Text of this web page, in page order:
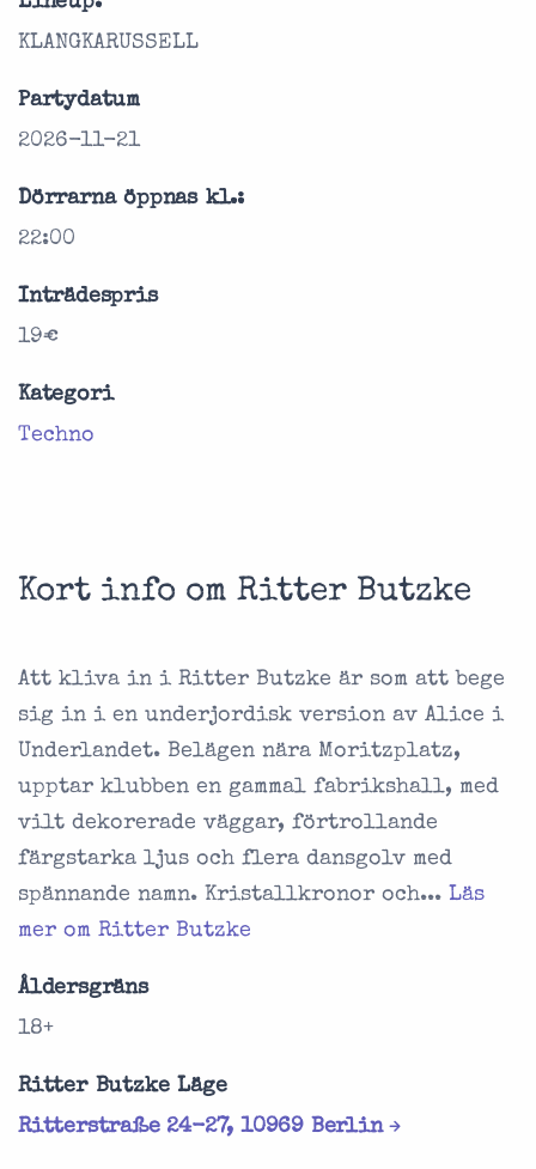
KLANGKARUSSELL
Partydatum
2026-11-21
Dörrarna öppnas kl.:
22:00
Inträdespris
19€
Kategori
Techno
Kort info om Ritter Butzke
Att kliva in i Ritter Butzke är som att bege
sig in i en underjordisk version av Alice i
Underlandet. Belägen nära Moritzplatz,
upptar klubben en gammal fabrikshall, med
vilt dekorerade väggar, förtrollande
färgstarka ljus och flera dansgolv med
spännande namn. Kristallkronor och... Läs
mer om Ritter Butzke
Åldersgräns
18+
Ritter Butzke Läge
Ritterstraße 24-27, 10969 Berlin